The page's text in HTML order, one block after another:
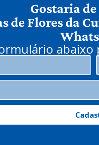
Gostaria
de Flores da
abaixo